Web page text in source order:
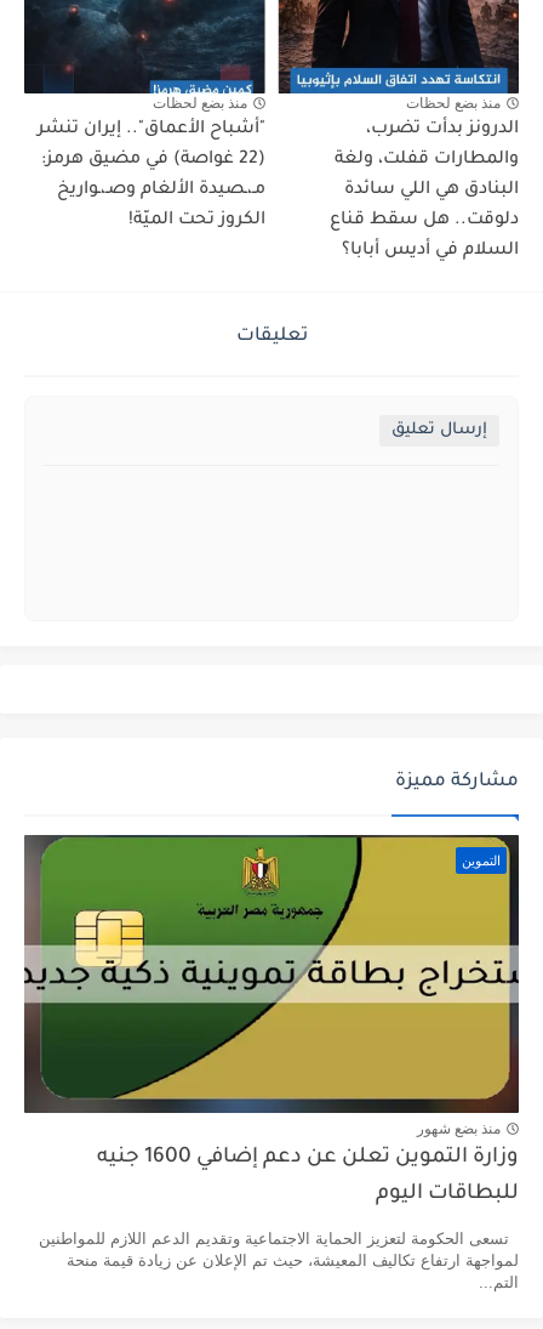
منذ بضع لحظات
الدرونز بدأت تضرب،
والمطارات قفلت، ولغة
البنادق هي اللي سائدة
دلوقت.. هل سقط قناع
السلام في أديس أبابا؟
منذ بضع لحظات
"أشباح الأعماق".. إيران تنشر
(22 غواصة) في مضيق هرمز:
مـ،ـصيدة الألغام وصـ،ـواريخ
الكروز تحت الميّة!
تعليقات
إرسال تعليق
مشاركة مميزة
التموين
منذ بضع شهور
وزارة التموين تعلن عن دعم إضافي 1600 جنيه
للبطاقات اليوم
تسعى الحكومة لتعزيز الحماية الاجتماعية وتقديم الدعم اللازم للمواطنين
لمواجهة ارتفاع تكاليف المعيشة، حيث تم الإعلان عن زيادة قيمة منحة
التم...